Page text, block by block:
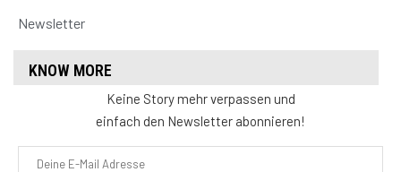
Newsletter
KNOW MORE
Keine Story mehr verpassen und
einfach den Newsletter abonnieren!